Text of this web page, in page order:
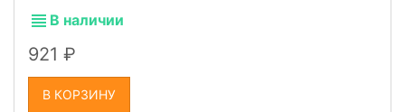
В наличии
921
В КОРЗИНУ